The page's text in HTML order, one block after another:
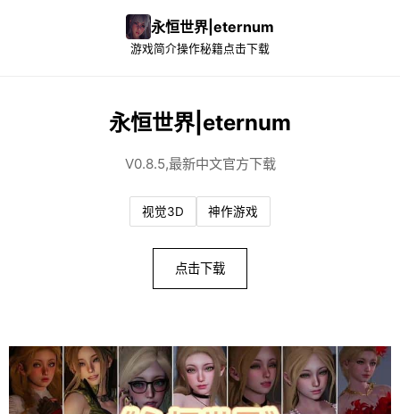
永恒世界|eternum
游戏简介操作秘籍点击下载
永恒世界|eternum
V0.8.5,最新中文官方下载
视觉3D 神作游戏
点击下载